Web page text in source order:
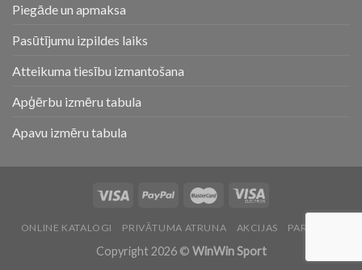
Piegāde un apmaksa
Pasūtījumu izpildes laiks
Atteikuma tiesību izmantošana
Apģērbu izmēru tabula
Apavu izmēru tabula
ONLINE KATALOGI PRIVĀTUMA ATRUNA AKCIJAS PAR MUMS
Copyright 2026 © WinWin Sport